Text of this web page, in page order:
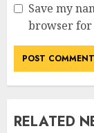
Save my
browser for
RELATED